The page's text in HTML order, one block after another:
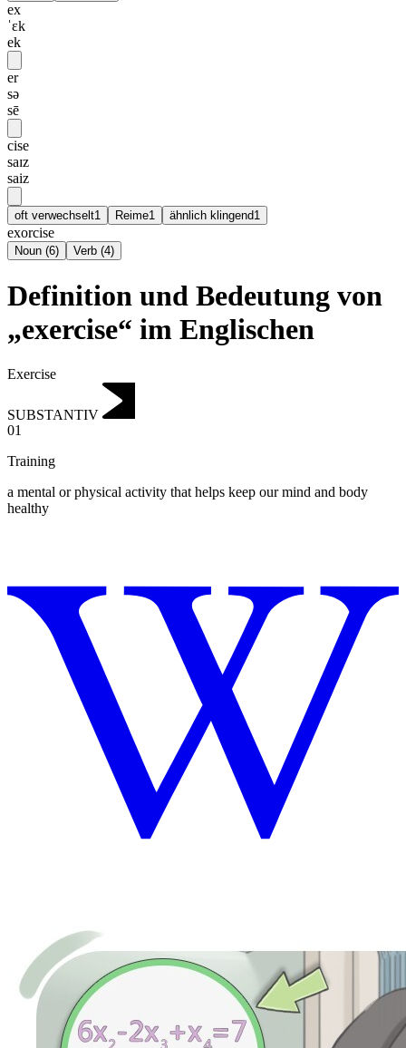
ex
ˈɛk
ek
er
sə
sē
cise
saɪz
saiz
oft verwechselt1 Reime1 ähnlich klingend1
exorcise
Noun (6) Verb (4)
Definition und Bedeutung von
„exercise“ im Englischen
Exercise
SUBSTANTIV
01
Training
a mental or physical activity that helps keep our mind and body
healthy